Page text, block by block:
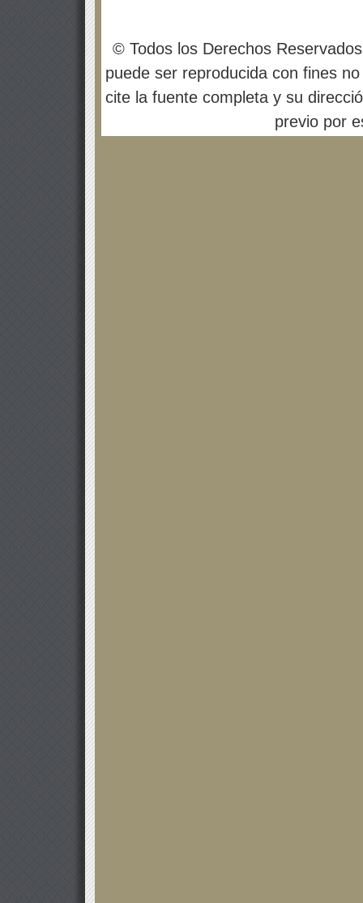
© Todos los Derechos
puede ser reproducida con fines
cite la fuente completa y su
previo por